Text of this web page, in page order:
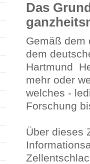
Das
Gemäß dem
dem
Hartmund
mehr oder
welches -
Forschung
Über dieses